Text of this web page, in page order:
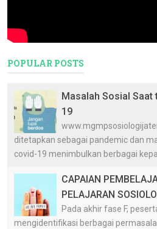
POPULAR POSTS
Masalah Sosial Saat
19
ditetapkan sebagai pandemic dan
covid-19 menimbulkan berbagai
CAPAIAN
PELAJARAN
Pada akhir fase F,
mengidentifikasi berbagai